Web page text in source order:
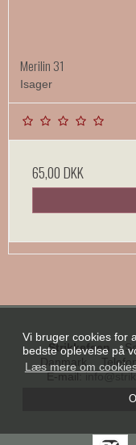
Vi bruger cookies for
bedste oplevelse på
Læs mere om
Merilin 31
Isager
65,00 DKK
Strikkefeen
Danmark
E-mail: